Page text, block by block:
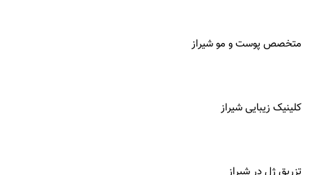
متخصص پوست و مو شیراز
کلینیک زیبایی شیراز
تزریق ژل در شیراز